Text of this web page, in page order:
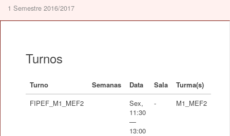
1 Semestre 2016/2017
Turnos
Turno Semanas Data Sala
Turma(s)
FIPEF_M1_MEF2
Sex,
11:30
—
13:00
- M1_MEF2